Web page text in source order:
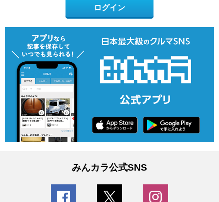
ログイン
みんカラ公式SNS